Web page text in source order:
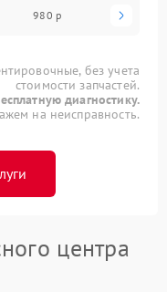
980 р
без учета
стоимости запчастей.
диагностику.
на неисправность.
центра